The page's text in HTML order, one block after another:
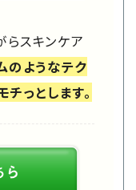
スキンケア
のようなテク
っとします。